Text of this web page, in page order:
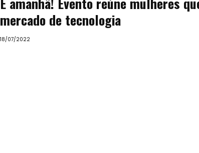
mercado de tecnologia
18/07/2022